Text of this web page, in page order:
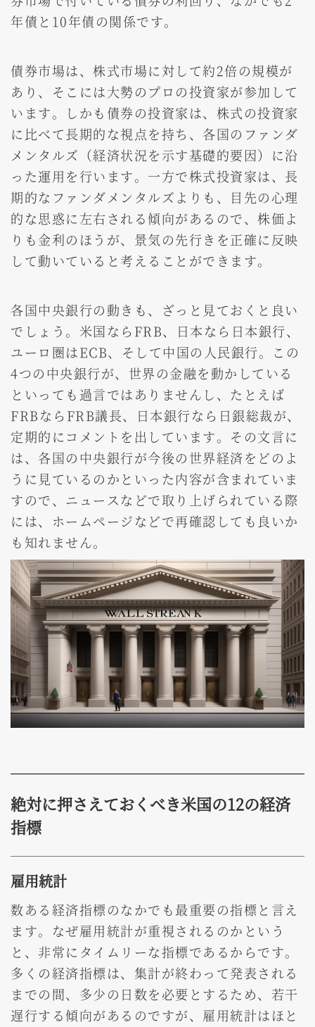
年債と10年債の関係です。
債券市場は、株式市場に対して約2倍の規模が
あり、そこには大勢のプロの投資家が参加して
います。しかも債券の投資家は、株式の投資家
に比べて長期的な視点を持ち、各国のファンダ
メンタルズ（経済状況を示す基礎的要因）に沿
った運用を行います。一方で株式投資家は、長
期的なファンダメンタルズよりも、目先の心理
的な思惑に左右される傾向があるので、株価よ
りも金利のほうが、景気の先行きを正確に反映
して動いていると考えることができます。
各国中央銀行の動きも、ざっと見ておくと良い
でしょう。米国ならFRB、日本なら日本銀行、
ユーロ圏はECB、そして中国の人民銀行。この
4つの中央銀行が、世界の金融を動かしている
といっても過言ではありませんし、たとえば
FRBならFRB議長、日本銀行なら日銀総裁が、
定期的にコメントを出しています。その文言に
は、各国の中央銀行が今後の世界経済をどのよ
うに見ているのかといった内容が含まれていま
すので、ニュースなどで取り上げられている際
には、ホームページなどで再確認しても良いか
も知れません。
絶対に押さえておくべき米国の12の経済
指標
雇用統計
数ある経済指標のなかでも最重要の指標と言え
ます。なぜ雇用統計が重視されるのかという
と、非常にタイムリーな指標であるからです。
多くの経済指標は、集計が終わって発表される
までの間、多少の日数を必要とするため、若干
遅行する傾向があるのですが、雇用統計はほと